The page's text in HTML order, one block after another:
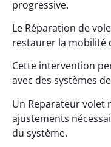
progressive.
Le Réparation de
restaurer la mobilité
Cette intervention
avec des systèmes
Un Reparateur volet
ajustements
du système.